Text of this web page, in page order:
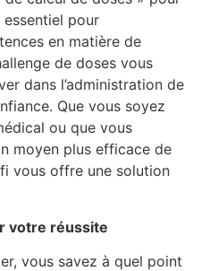
essentiel pour
en matière de
de doses vous
dans l’administration de
Que vous soyez
ou que vous
moyen plus efficace de
vous offre une solution
votre réussite
vous savez à quel point